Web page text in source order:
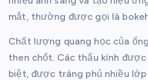
mắt, thường được gọi là
Chất lượng quang học của
then chốt. Các thấu kính
biệt, được tráng phủ nhiều